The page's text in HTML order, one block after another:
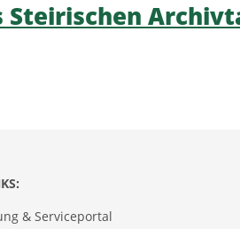
Steirischen
& Serviceportal